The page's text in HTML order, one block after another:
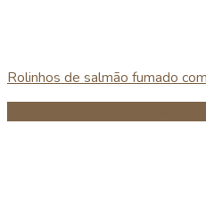
Rolinhos de salmão fumado